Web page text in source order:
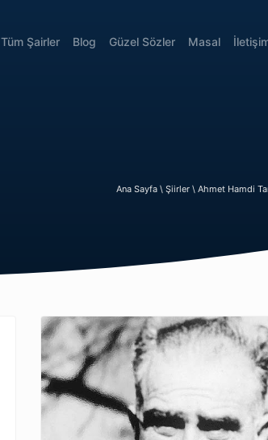
Tüm Şairler Blog Güzel Sözler Masal
Ana Sayfa \ Şiirler \ Ahmet Hamdi